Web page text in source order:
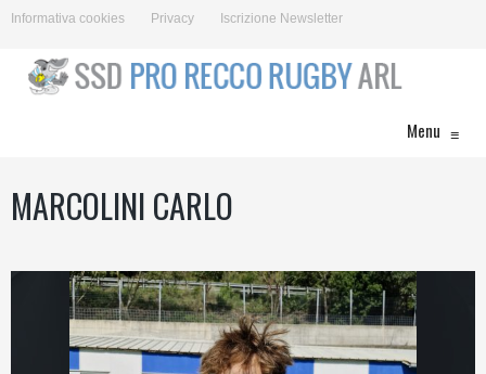
Informativa cookies Privacy Iscrizione Newsletter
Menu ≡
MARCOLINI CARLO